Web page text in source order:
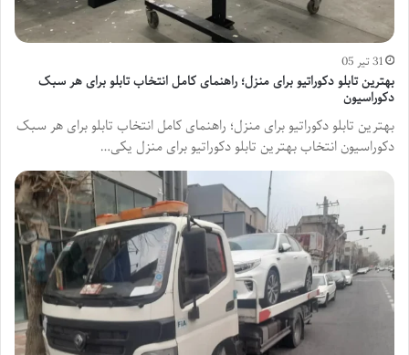
31 تیر 05
بهترین تابلو دکوراتیو برای منزل؛ راهنمای کامل انتخاب تابلو برای هر سبک
دکوراسیون
بهترین تابلو دکوراتیو برای منزل؛ راهنمای کامل انتخاب تابلو برای هر سبک
دکوراسیون انتخاب بهترین تابلو دکوراتیو برای منزل یکی…